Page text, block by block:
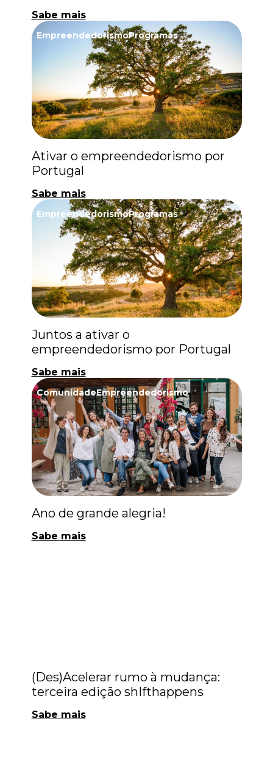
Sabe mais
EmpreendedorismoProgramas
Ativar o empreendedorismo por
Portugal
Sabe mais
EmpreendedorismoProgramas
Juntos a ativar o
empreendedorismo por Portugal
Sabe mais
ComunidadeEmpreendedorismo
Ano de grande alegria!
Sabe mais
(Des)Acelerar rumo à mudança:
terceira edição shIfthappens
Sabe mais